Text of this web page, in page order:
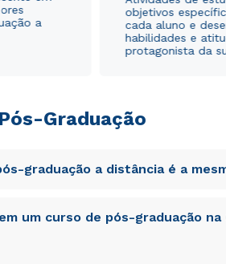
a
objetivos
cada aluno e
habilidades e
protagonista da
Graduação
graduação a distância é a
ab illo inventore veritatis et quasi
voluptatem sequi nesciunt.
um curso de pós-graduação
Estou de
Estou de